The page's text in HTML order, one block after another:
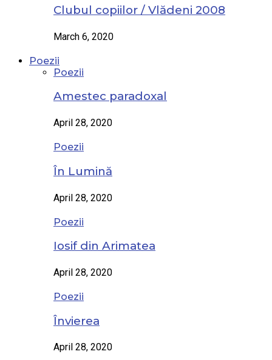
Clubul copiilor / Vlădeni 2008
March 6, 2020
Poezii
Poezii
Amestec paradoxal
April 28, 2020
Poezii
În Lumină
April 28, 2020
Poezii
Iosif din Arimatea
April 28, 2020
Poezii
Învierea
April 28, 2020